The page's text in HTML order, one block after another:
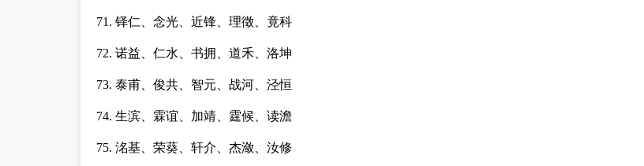
71. 铎仁、念光、近锋、理徵、竟科
72. 诺益、仁水、书拥、道禾、洛坤
73. 泰甫、俊共、智元、战河、泾恒
74. 生滨、霖谊、加靖、霆候、读澹
75. 洺基、荣葵、轩介、杰潋、汝修